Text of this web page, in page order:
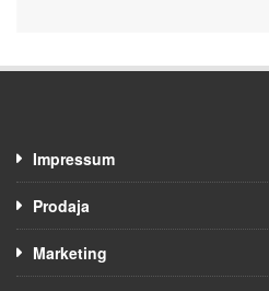
Impressum
Prodaja
Marketing